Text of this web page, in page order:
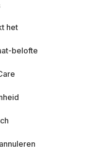
het
belofte